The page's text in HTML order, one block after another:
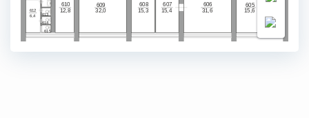
605
15,6
606
31,6
607
15,4
609
32,0
610
12,8
613
614
615
612
6,4
608
15,3